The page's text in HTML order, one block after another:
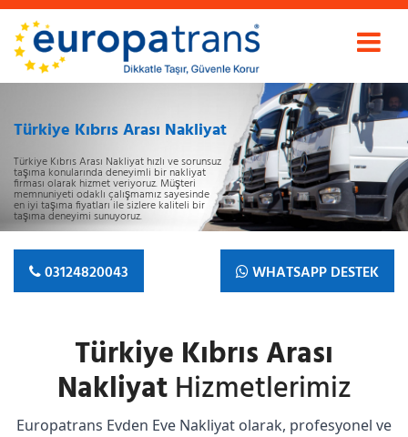
Türkiye Kıbrıs Arası Nakliyat
Türkiye Kıbrıs Arası Nakliyat hızlı ve sorunsuz
taşıma konularında deneyimli bir nakliyat
firması olarak hizmet veriyoruz. Müşteri
memnuniyeti odaklı çalışmamız sayesinde
en iyi taşıma fiyatları ile sizlere kaliteli bir
taşıma deneyimi sunuyoruz.
03124820043 WHATSAPP DESTEK
Türkiye Kıbrıs Arası
Nakliyat Hizmetlerimiz
Europatrans Evden Eve Nakliyat olarak, profesyonel ve